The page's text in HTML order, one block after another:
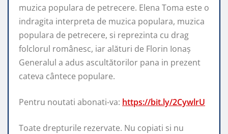
muzica populara de petrecere. Elena Toma este o
indragita interpreta de muzica populara, muzica
populara de petrecere, si reprezinta cu drag
folclorul românesc, iar alături de Florin Ionaș
Generalul a adus ascultătorilor pana in prezent
cateva cântece populare.
Pentru noutati abonati-va: https://bit.ly/2CywlrU
Toate drepturile rezervate. Nu copiati si nu